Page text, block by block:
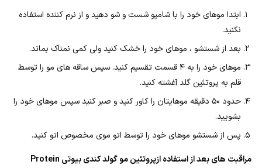
ابتدا موهای خود را با شامپو شست و شو دهید و از نرم کننده استفاده
نکنید.
بعد از شستشو ، موهای خود را خشک کنید ولی کمی نمناک بماند.
موهای خود را به ۴ قسمت تقسیم کنید. سپس ساقه های مو را توسط
قلم به پروتئین گلد آغشته کنید.
حدود ۵۰ دقیقه موهایتان را کاور کنید و صبر کنید سپس موهای خود را
بشویید.
پس از شستشو موهای خود را توسط اتو موی مخصوص اتو کنید.
مراقبت های بعد از استفاده ازپروتئین مو گولد کندی بیوتی Protein